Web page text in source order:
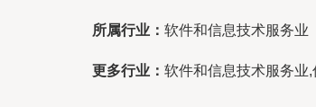
所属行业： 软件和信息技术服务业
更多行业： 软件和信息技术服务业